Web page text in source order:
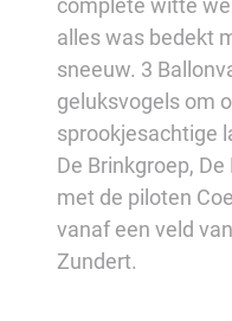
complete witte
alles was bedekt
sneeuw. 3
geluksvogels om
sprookjesachtige
De Brinkgroep,
met de piloten
vanaf een veld
Zundert.